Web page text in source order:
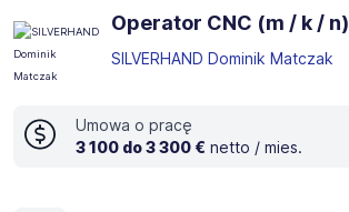
Operator CNC (m / k / n)
SILVERHAND Dominik Matczak
Umowa o pracę
3 100 do 3 300 € netto / mies.